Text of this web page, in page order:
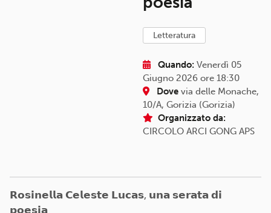
letteratura
Quando: Venerdì 05
Giugno 2026 ore 18:30
Dove via delle Monache,
10/A, Gorizia (Gorizia)
Organizzato da:
CIRCOLO ARCI GONG APS
𝗥𝗼𝘀𝗶𝗻𝗲𝗹𝗹𝗮 𝗖𝗲𝗹𝗲𝘀𝘁𝗲 𝗟𝘂𝗰𝗮𝘀, 𝘂𝗻𝗮 𝘀𝗲𝗿𝗮𝘁𝗮 𝗱𝗶
𝗽𝗼𝗲𝘀𝗶𝗮